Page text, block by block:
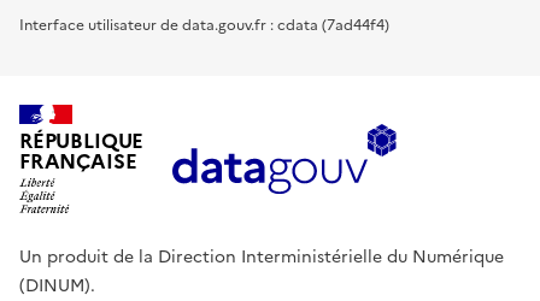
Interface utilisateur de data.gouv.fr : cdata (7ad44f4)
RÉPUBLIQUE
FRANÇAISE
Un produit de la Direction Interministérielle du Numérique
(DINUM).